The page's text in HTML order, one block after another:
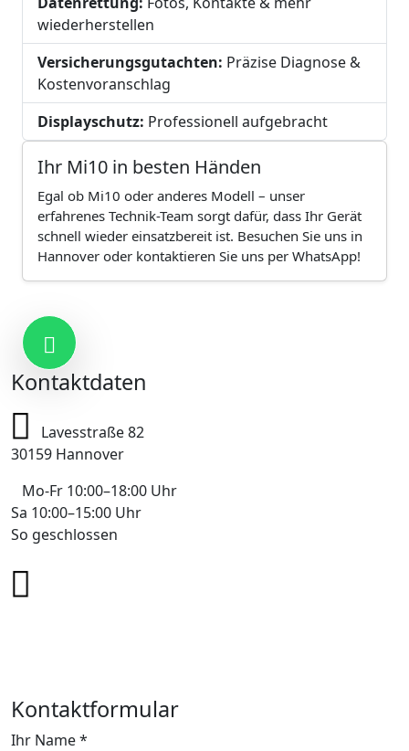
wiederherstellen
Versicherungsgutachten: Präzise Diagnose &
Kostenvoranschlag
Displayschutz: Professionell aufgebracht
Ihr Mi10 in besten Händen
Egal ob Mi10 oder anderes Modell – unser
erfahrenes Technik-Team sorgt dafür, dass Ihr Gerät
schnell wieder einsatzbereit ist. Besuchen Sie uns in
Hannover oder kontaktieren Sie uns per WhatsApp!
Kontakt
Kontaktdaten
Lavesstraße 82
30159 Hannover
Mo-Fr 10:00–18:00 Uhr
Sa 10:00–15:00 Uhr
So geschlossen
Kontaktformular
Ihr Name *